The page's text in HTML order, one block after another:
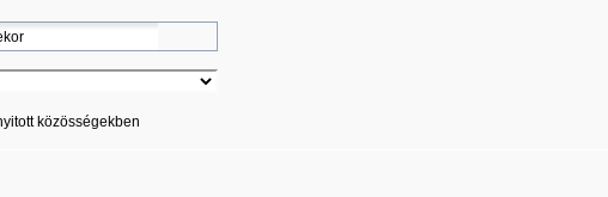
közösségekben